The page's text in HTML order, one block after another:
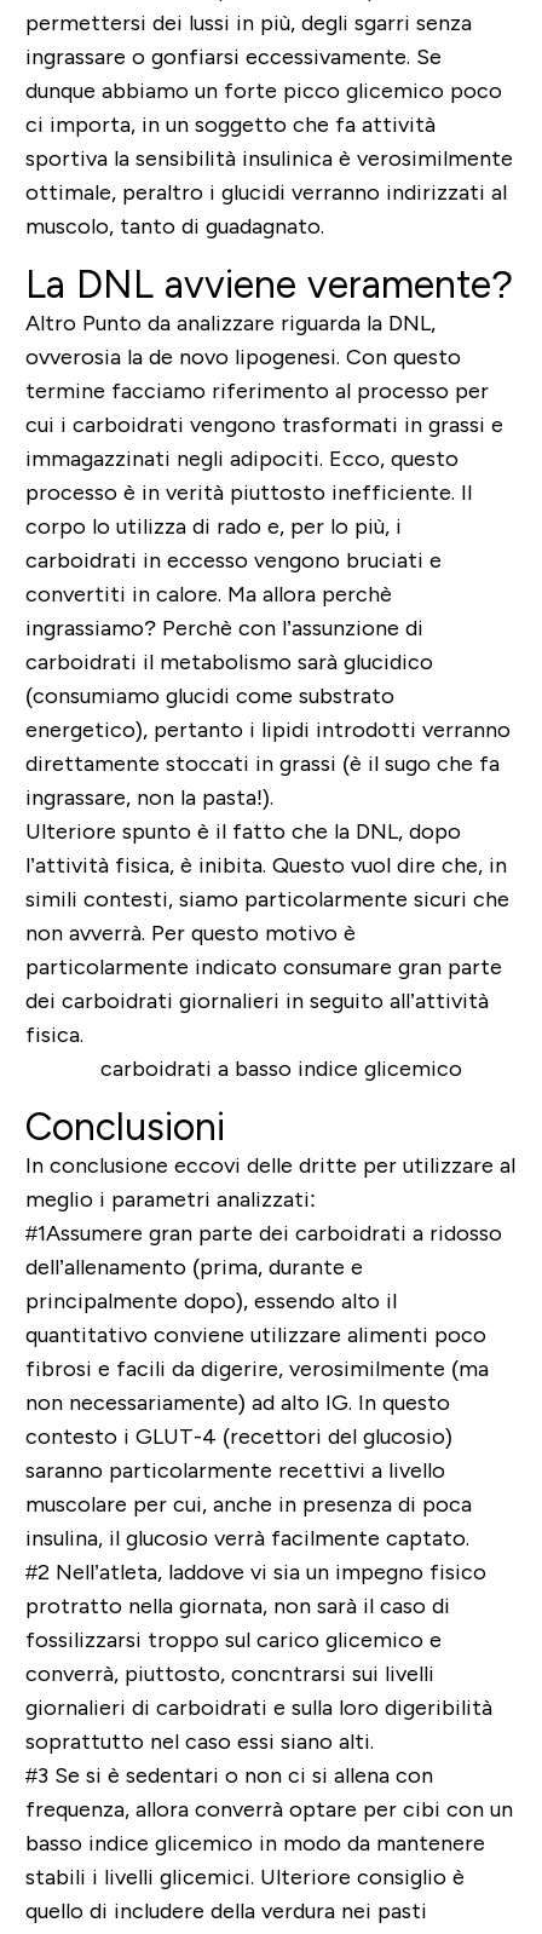
permettersi dei lussi in più, degli sgarri senza
ingrassare o gonfiarsi eccessivamente. Se
dunque abbiamo un forte picco glicemico poco
ci importa, in un soggetto che fa attività
sportiva la sensibilità insulinica è verosimilmente
ottimale, peraltro i glucidi verranno indirizzati al
muscolo, tanto di guadagnato.
La DNL avviene veramente?
Altro Punto da analizzare riguarda la DNL,
ovverosia la de novo lipogenesi. Con questo
termine facciamo riferimento al processo per
cui i carboidrati vengono trasformati in grassi e
immagazzinati negli adipociti. Ecco, questo
processo è in verità piuttosto inefficiente. Il
corpo lo utilizza di rado e, per lo più, i
carboidrati in eccesso vengono bruciati e
convertiti in calore. Ma allora perchè
ingrassiamo?Perchè con l’assunzione di
carboidrati il metabolismo sarà glucidico
(consumiamo glucidi come substrato
energetico), pertanto i lipidi introdotti verranno
direttamente stoccati in grassi (è il sugo che fa
ingrassare, non la pasta!).
Ulteriore spunto è il fatto che la DNL, dopo
l’attività fisica, è inibita. Questo vuol dire che, in
simili contesti, siamo particolarmente sicuri che
non avverrà. Per questo motivo è
particolarmente indicato consumare gran parte
dei carboidrati giornalieri in seguito all’attività
fisica.
Conclusioni
In conclusione eccovi delle dritte per utilizzare al
meglio i parametri analizzati:
#1Assumere gran parte dei carboidrati a ridosso
dell’allenamento(prima, durante e
principalmente dopo), essendo alto il
quantitativo conviene utilizzare alimenti poco
fibrosi e facili da digerire, verosimilmente (ma
non necessariamente) ad alto IG. In questo
contesto i GLUT-4 (recettori del glucosio)
saranno particolarmente recettivi a livello
muscolare per cui, anche in presenza di poca
insulina, il glucosio verrà facilmente captato.
#2Nell’atleta, laddove vi sia un impegno fisico
protratto nella giornata, non sarà il caso di
fossilizzarsi troppo sul carico glicemico e
converrà, piuttosto, concntrarsi sui livelli
giornalieri di carboidrati e sulla loro digeribilità
soprattutto nel caso essi siano alti.
#3 Se si è sedentari o non ci si allena con
frequenza, allora converrà optare per cibi con un
basso indice glicemicoin modo da mantenere
stabili i livelli glicemici. Ulteriore consiglio è
quello di includere della verdura nei pasti